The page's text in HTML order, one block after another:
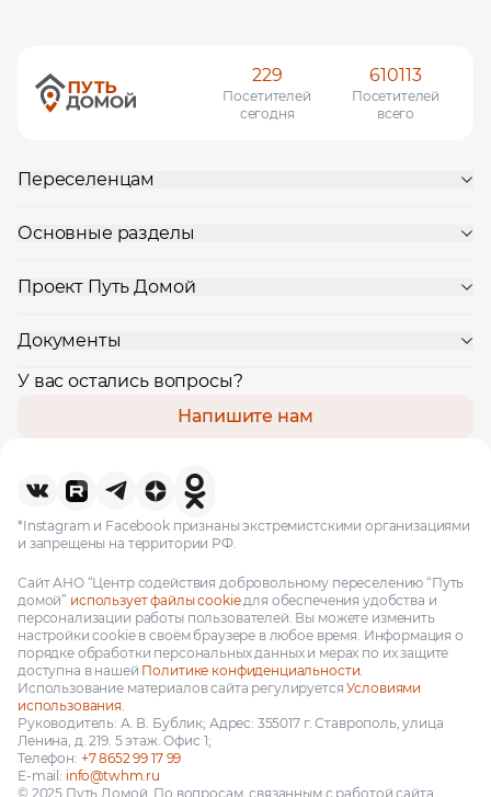
229
Посетителей
сегодня
610113
Посетителей
всего
Переселенцам
Основные разделы
Проект Путь Домой
Документы
У вас остались вопросы?
Напишите нам
*Instagram и Facebook признаны экстремистскими организациями
и запрещены на территории РФ.
Сайт АНО “Центр содействия добровольному переселению “Путь
домой” использует файлы cookieдля обеспечения удобства и
персонализации работы пользователей. Вы можете изменить
настройки cookie в своём браузере в любое время. Информация о
порядке обработки персональных данных и мерах по их защите
доступна в нашей Политике конфиденциальности.
Использование материалов сайта регулируетсяУсловиями
использования.
Руководитель: А. В. Бублик; Адрес: 355017 г. Ставрополь, улица
Ленина, д. 219. 5 этаж. Офис 1;
Телефон: +7 8652 99 17 99
E-mail: info@twhm.ru
© 2025 Путь Домой. По вопросам, связанным с работой сайта,